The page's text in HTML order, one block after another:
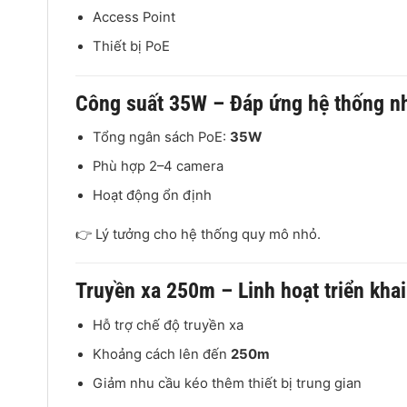
Access Point
Thiết bị PoE
Công suất 35W – Đáp ứng hệ thống
Tổng ngân sách PoE: 35W
Phù hợp 2–4 camera
Hoạt động ổn định
👉 Lý tưởng cho hệ thống quy mô nhỏ.
Truyền xa 250m – Linh hoạt triển khai
Hỗ trợ chế độ truyền xa
Khoảng cách lên đến250m
Giảm nhu cầu kéo thêm thiết bị trung gian